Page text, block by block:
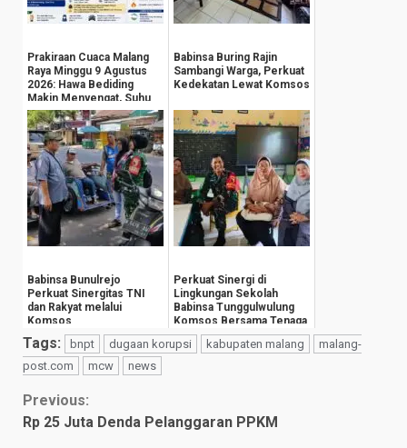
Prakiraan Cuaca Malang
Raya Minggu 9 Agustus
2026: Hawa Bediding
Makin Menyengat, Suhu
Pegunungan An...
Babinsa Buring Rajin
Sambangi Warga, Perkuat
Kedekatan Lewat Komsos
Babinsa Bunulrejo
Perkuat Sinergitas TNI
dan Rakyat melalui
Komsos
Perkuat Sinergi di
Lingkungan Sekolah
Babinsa Tunggulwulung
Komsos Bersama Tenaga
Pengajar
Tags: bnpt dugaan korupsi kabupaten malang
malang-
post.com
mcw news
Continue
Previous:
Rp 25 Juta Denda Pelanggaran PPKM